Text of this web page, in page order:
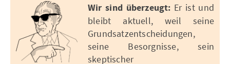
Wir sind überzeugt: Er ist und
bleibt aktuell, weil seine
Grundsatzentscheidungen,
seine Besorgnisse, sein
skeptischer